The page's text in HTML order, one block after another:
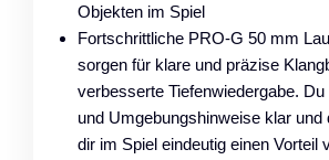
Objekten im Spiel
Fortschrittliche PRO-G 50 mm
sorgen für klare und präzise
verbesserte Tiefenwiedergabe.
und Umgebungshinweise klar und
dir im Spiel eindeutig einen Vorteil